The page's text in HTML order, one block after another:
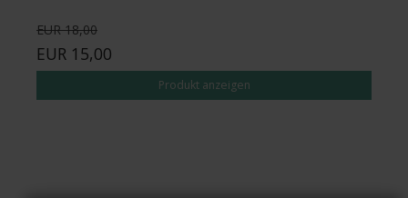
EUR 18,00
EUR 15,00
Produkt anzeigen